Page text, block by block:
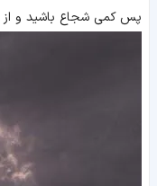
پس کمی شجاع باشید و از